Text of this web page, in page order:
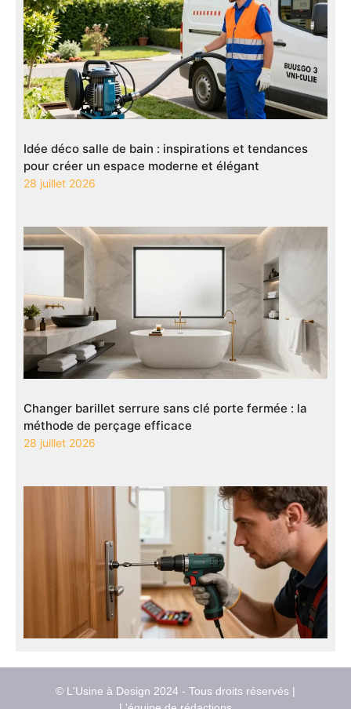
Idée déco salle de bain : inspirations et tendances
pour créer un espace moderne et élégant
28 juillet 2026
Changer barillet serrure sans clé porte fermée : la
méthode de perçage efficace
28 juillet 2026
© L'Usine à Design 2024 - Tous droits réservés |